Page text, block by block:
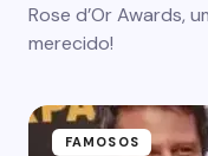
Rose d’Or Awards,
merecido!
FAMOSOS